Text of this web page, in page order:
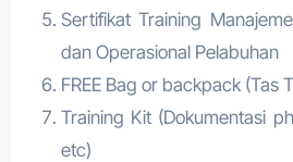
Sertifikat Training
dan Operasional Pelabuhan
FREE Bag or backpack (Tas
Training Kit (Dokumentasi
etc)